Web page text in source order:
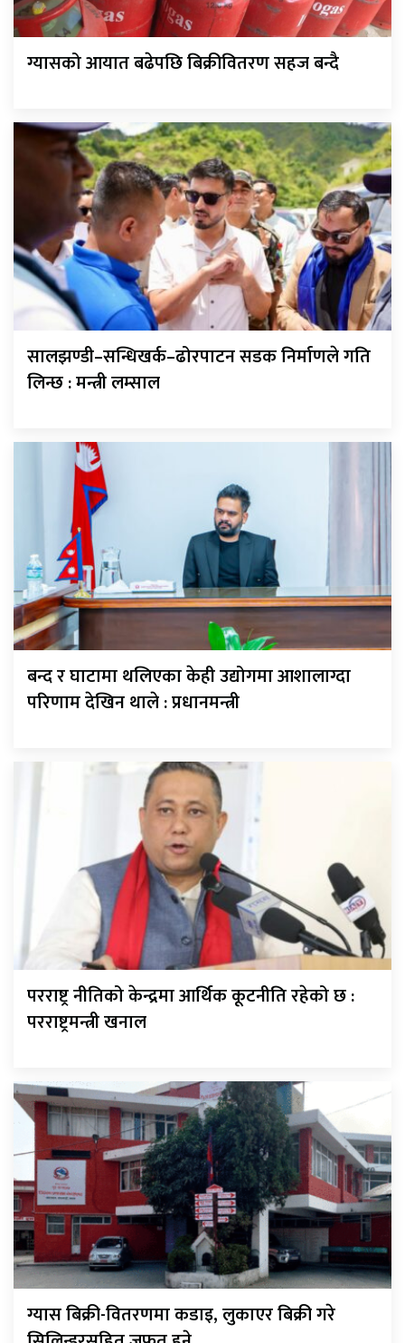
ग्यासको आयात बढेपछि बिक्रीवितरण सहज बन्दै
सालझण्डी–सन्धिखर्क–ढोरपाटन सडक निर्माणले गति
लिन्छ : मन्त्री लम्साल
बन्द र घाटामा थलिएका केही उद्योगमा आशालाग्दा
परिणाम देखिन थाले : प्रधानमन्त्री
परराष्ट्र नीतिको केन्द्रमा आर्थिक कूटनीति रहेको छ :
परराष्ट्रमन्त्री खनाल
ग्यास बिक्री-वितरणमा कडाइ, लुकाएर बिक्री गरे